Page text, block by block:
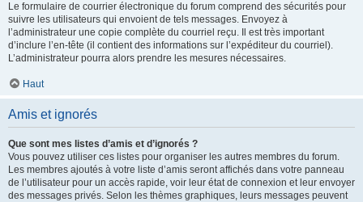
Le formulaire de courrier électronique du forum comprend des sécurités pour
suivre les utilisateurs qui envoient de tels messages. Envoyez à
l’administrateur une copie complète du courriel reçu. Il est très important
d’inclure l’en-tête (il contient des informations sur l’expéditeur du courriel).
L’administrateur pourra alors prendre les mesures nécessaires.
Haut
Amis et ignorés
Que sont mes listes d’amis et d’ignorés ?
Vous pouvez utiliser ces listes pour organiser les autres membres du forum.
Les membres ajoutés à votre liste d’amis seront affichés dans votre panneau
de l’utilisateur pour un accès rapide, voir leur état de connexion et leur envoyer
des messages privés. Selon les thèmes graphiques, leurs messages peuvent